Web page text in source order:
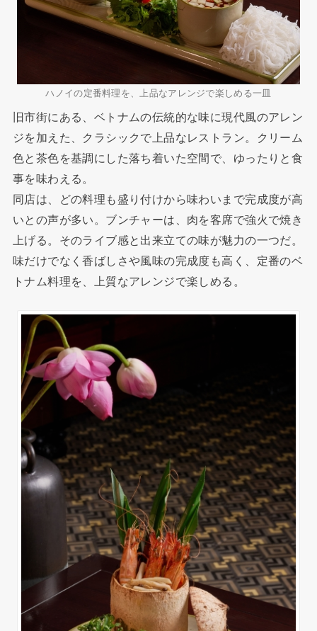
ハノイの定番料理を、上品なアレンジで楽しめる一皿
旧市街にある、ベトナムの伝統的な味に現代風のアレン
ジを加えた、クラシックで上品なレストラン。クリーム
色と茶色を基調にした落ち着いた空間で、ゆったりと食
事を味わえる。
同店は、どの料理も盛り付けから味わいまで完成度が高
いとの声が多い。ブンチャーは、肉を客席で強火で焼き
上げる。そのライブ感と出来立ての味が魅力の一つだ。
味だけでなく香ばしさや風味の完成度も高く、定番のベ
トナム料理を、上質なアレンジで楽しめる。